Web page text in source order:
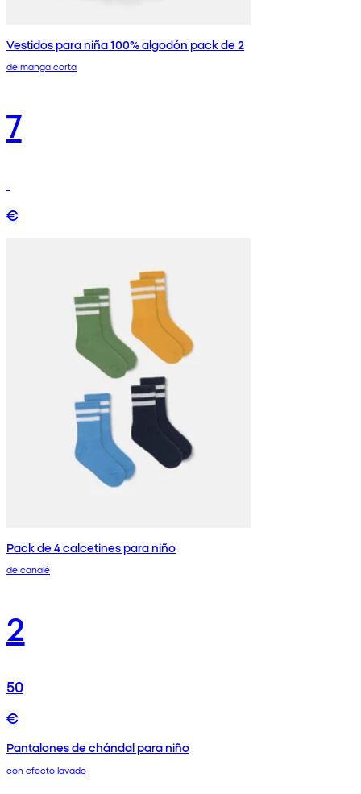
Vestidos para niña 100% algodón pack de 2
de manga corta
7
€
Pack de 4 calcetines para niño
de canalé
2
50
€
Pantalones de chándal para niño
con efecto lavado